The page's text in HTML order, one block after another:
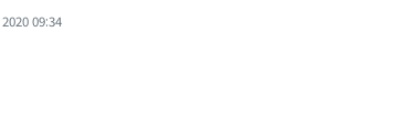
09:34